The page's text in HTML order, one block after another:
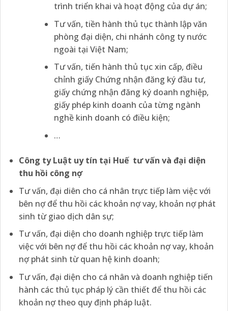
trình triển khai và hoạt động của dự án;
Tư vấn, tiền hành thủ tục thành lập văn
phòng đại diện, chi nhánh công ty nước
ngoài tại Việt Nam;
Tư vấn, tiến hành thủ tục xin cấp, điều
chỉnh giấy Chứng nhận đăng ký đầu tư,
giấy chứng nhận đăng ký doanh nghiệp,
giấy phép kinh doanh của từng ngành
nghề kinh doanh có điều kiện;
…
Công ty Luật uy tín tại Huế tư vấn và đại diện
thu hồi công nợ
Tư vấn, đại diên cho cá nhân trực tiếp làm việc với
bên nợ để thu hồi các khoản nợ vay, khoản nợ phát
sinh từ giao dịch dân sự;
Tư vấn, đại diện cho doanh nghiệp trực tiếp làm
việc với bên nợ để thu hồi các khoản nợ vay, khoản
nợ phát sinh từ quan hệ kinh doanh;
Tư vấn, đại diện cho cá nhân và doanh nghiệp tiến
hành các thủ tục pháp lý cần thiết để thu hồi các
khoản nợ theo quy định pháp luật.